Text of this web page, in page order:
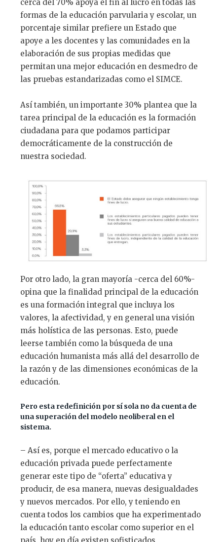
cerca del 70% apoya el fin al lucro en todas las
formas de la educación parvularia y escolar, un
porcentaje similar prefiere un Estado que
apoye a les docentes y las comunidades en la
elaboración de sus propias medidas que
permitan una mejor educación en desmedro de
las pruebas estandarizadas como el SIMCE.
Así también, un importante 30% plantea que la
tarea principal de la educación es la formación
ciudadana para que podamos participar
democráticamente de la construcción de
nuestra sociedad.
Por otro lado, la gran mayoría -cerca del 60%-
opina que la finalidad principal de la educación
es una formación integral que incluya los
valores, la afectividad, y en general una visión
más holística de las personas. Esto, puede
leerse también como la búsqueda de una
educación humanista más allá del desarrollo de
la razón y de las dimensiones económicas de la
educación.
Pero esta redefinición por sí sola no da cuenta de
una superación del modelo neoliberal en el
sistema.
– Así es, porque el mercado educativo o la
educación privada puede perfectamente
generar este tipo de “oferta” educativa y
producir, de esa manera, nuevas desigualdades
y nuevos mercados. Por ello, y teniendo en
cuenta todos los cambios que ha experimentado
la educación tanto escolar como superior en el